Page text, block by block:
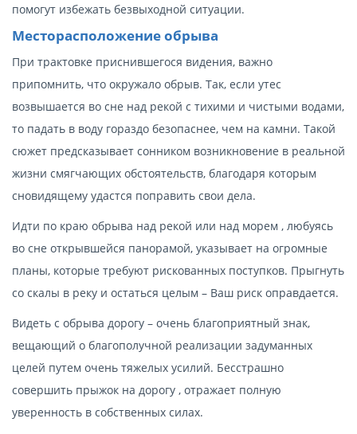
помогут избежать безвыходной ситуации.
Месторасположение обрыва
При трактовке приснившегося видения, важно
припомнить, что окружало обрыв. Так, если утес
возвышается во сне над рекой с тихими и чистыми водами,
то падать в воду гораздо безопаснее, чем на камни. Такой
сюжет предсказывает сонником возникновение в реальной
жизни смягчающих обстоятельств, благодаря которым
сновидящему удастся поправить свои дела.
Идти по краю обрыва над рекой или над морем , любуясь
во сне открывшейся панорамой, указывает на огромные
планы, которые требуют рискованных поступков. Прыгнуть
со скалы в реку и остаться целым – Ваш риск оправдается.
Видеть с обрыва дорогу – очень благоприятный знак,
вещающий о благополучной реализации задуманных
целей путем очень тяжелых усилий. Бесстрашно
совершить прыжок на дорогу , отражает полную
уверенность в собственных силах.